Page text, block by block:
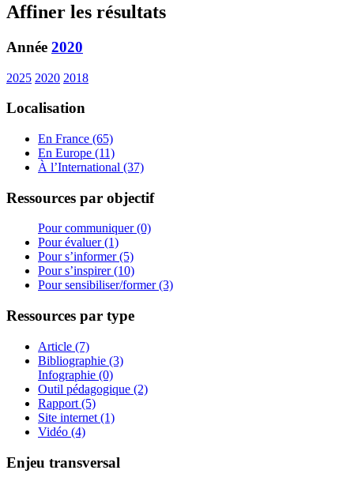
Affiner les résultats
Année 2020
2025 2020 2018
Localisation
En France (65)
En Europe (11)
À l’International (37)
Ressources par objectif
Pour communiquer (0)
Pour évaluer (1)
Pour s’informer (5)
Pour s’inspirer (10)
Pour sensibiliser/former (3)
Ressources par type
Article (7)
Bibliographie (3)
Infographie (0)
Outil pédagogique (2)
Rapport (5)
Site internet (1)
Vidéo (4)
Enjeu transversal